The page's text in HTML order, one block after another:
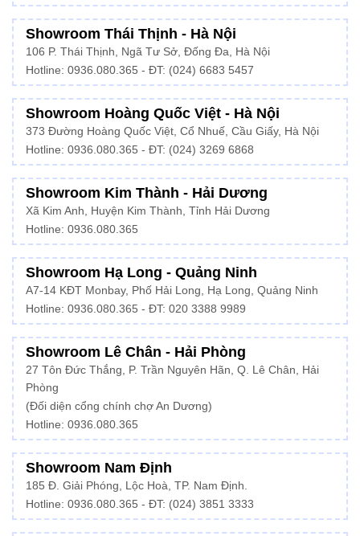
Showroom Thái Thịnh - Hà Nội
106 P. Thái Thịnh, Ngã Tư Sở, Đống Đa, Hà Nội
Hotline: 0936.080.365 - ĐT: (024) 6683 5457
Showroom Hoàng Quốc Việt - Hà Nội
373 Đường Hoàng Quốc Việt, Cổ Nhuế, Cầu Giấy, Hà Nội
Hotline: 0936.080.365 - ĐT: (024) 3269 6868
Showroom Kim Thành - Hải Dương
Xã Kim Anh, Huyện Kim Thành, Tỉnh Hải Dương
Hotline: 0936.080.365
Showroom Hạ Long - Quảng Ninh
A7-14 KĐT Monbay, Phố Hải Long, Hạ Long, Quảng Ninh
Hotline: 0936.080.365 - ĐT: 020 3388 9989
Showroom Lê Chân - Hải Phòng
27 Tôn Đức Thắng, P. Trần Nguyên Hãn, Q. Lê Chân, Hải
Phòng
(Đối diện cổng chính chợ An Dương)
Hotline: 0936.080.365
Showroom Nam Định
185 Đ. Giải Phóng, Lộc Hoà, TP. Nam Định.
Hotline: 0936.080.365 - ĐT: (024) 3851 3333